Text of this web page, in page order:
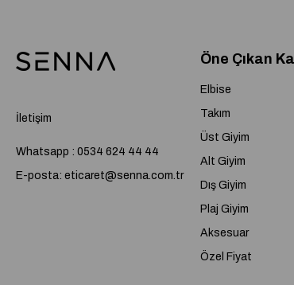
İletişim
Whatsapp : 0534 624 44 44
E-posta: eticaret@senna.com.tr
Öne Çıkan
Elbise
Takım
Üst Giyim
Alt Giyim
Dış Giyim
Plaj Giyim
Aksesuar
Özel Fiyat